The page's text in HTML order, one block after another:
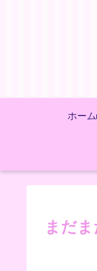
ホー
まだ